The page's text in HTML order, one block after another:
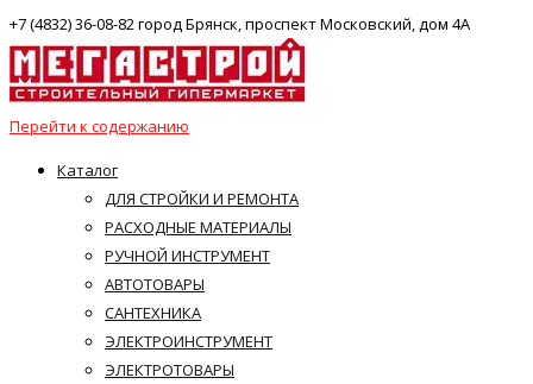
+7 (4832) 36-08-82 город Брянск, проспект Московский, дом 4А
Перейти к содержанию
Каталог
ДЛЯ СТРОЙКИ И РЕМОНТА
РАСХОДНЫЕ МАТЕРИАЛЫ
РУЧНОЙ ИНСТРУМЕНТ
АВТОТОВАРЫ
САНТЕХНИКА
ЭЛЕКТРОИНСТРУМЕНТ
ЭЛЕКТРОТОВАРЫ